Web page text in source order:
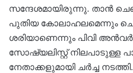
സന്ദേശമായിരുന്നു. താൻ
പുതിയ കോലാഹലമെന്നും
ശരിയാണെന്നും പിവി
സോഷ്യലിസ്റ്റ് നിലപാടുള്ള
നേതാക്കളുമായി ചർച്ച